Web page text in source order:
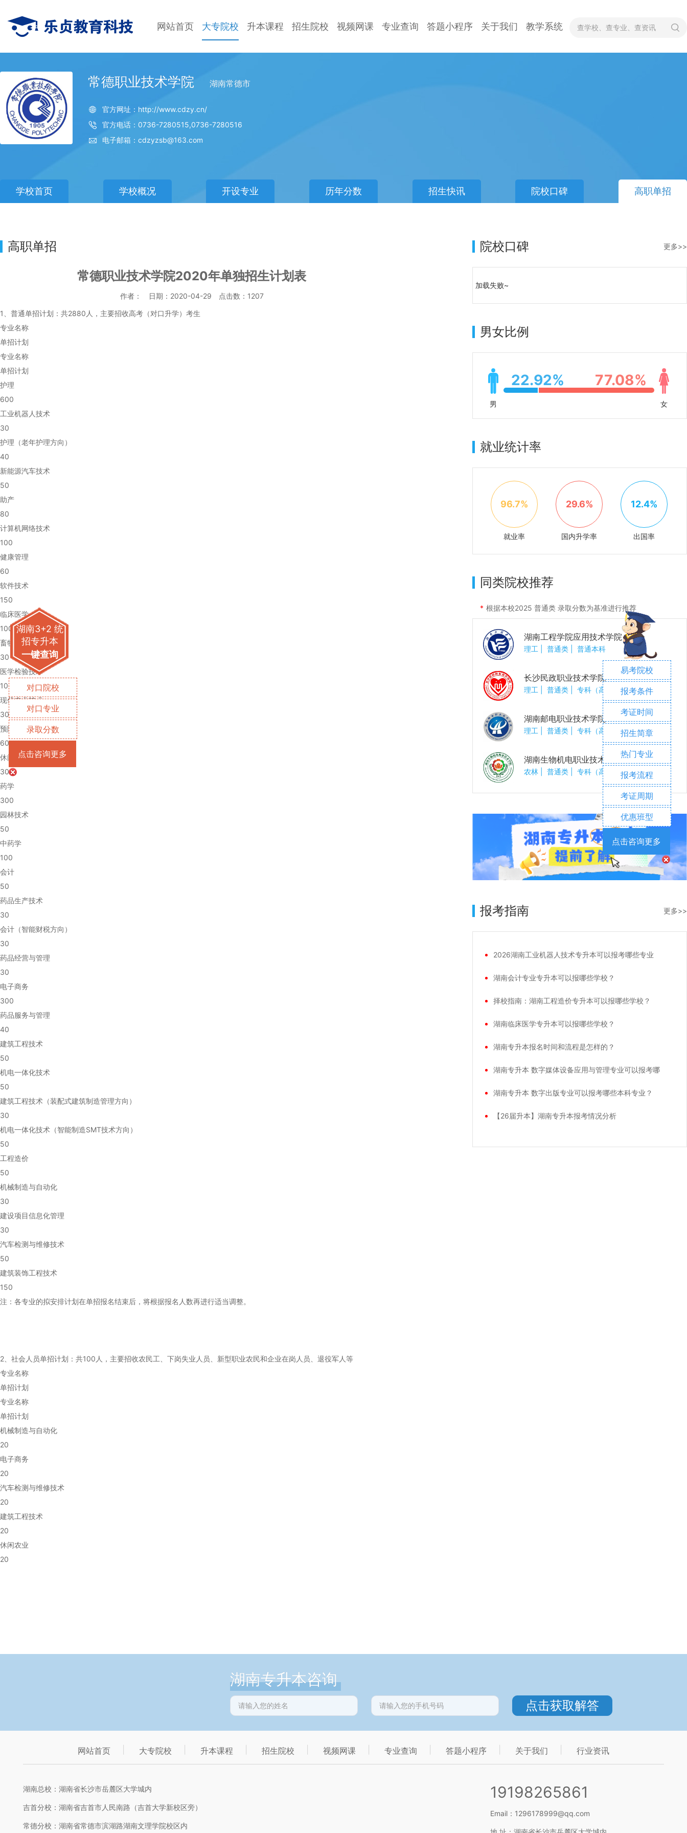
网站首页 大专院校 升本课程 招生院校 视频网课 专业查询 答题小程序 关于我们 教学系统
常德职业技术学院 湖南常德市
官方网址：http://www.cdzy.cn/
官方电话：0736-7280515,0736-7280516
电子邮箱：cdzyzsb@163.com
学校首页 学校概况 开设专业 历年分数 招生快讯 院校口碑 高职单招
高职单招
常德职业技术学院2020年单独招生计划表
作者： 日期：2020-04-29 点击数： 1207
1、普通单招计划：共2880人，主要招收高考（对口升学）考生
专业名称
单招计划
专业名称
单招计划
护理
600
工业机器人技术
30
护理（老年护理方向）
40
新能源汽车技术
50
助产
80
计算机网络技术
100
健康管理
60
软件技术
150
临床医学
100
畜牧兽医
30
医学检验技术
100
现代农业技术
30
预防医学
60
休闲农业
30
药学
300
园林技术
50
中药学
100
会计
50
药品生产技术
30
会计（智能财税方向）
30
药品经营与管理
30
电子商务
300
药品服务与管理
40
建筑工程技术
50
机电一体化技术
50
建筑工程技术（装配式建筑制造管理方向）
30
机电一体化技术（智能制造SMT技术方向）
50
工程造价
50
机械制造与自动化
30
建设项目信息化管理
30
汽车检测与维修技术
50
建筑装饰工程技术
150
注：各专业的拟安排计划在单招报名结束后，将根据报名人数再进行适当调整。
2、社会人员单招计划：共100人，主要招收农民工、下岗失业人员、新型职业农民和企业在岗人员、退役军人等
专业名称
单招计划
专业名称
单招计划
机械制造与自动化
20
电子商务
20
汽车检测与维修技术
20
建筑工程技术
20
休闲农业
20
院校口碑 更多>>
加载失败~
男女比例
男
22.92% 77.08%
女
就业统计率
96.7%
就业率
29.6%
国内升学率
12.4%
出国率
同类院校推荐
根据本校2025 普通类 录取分数为基准进行推荐
湖南工程学院应用技术学院
理工 普通类 普通本科
长沙民政职业技术学院
理工 普通类 专科（高职）
湖南邮电职业技术学院
理工 普通类 专科（高职）
湖南生物机电职业技术学院
农林 普通类 专科（高职）
报考指南 更多>>
2026湖南工业机器人技术专升本可以报考哪些专业
湖南会计专业专升本可以报哪些学校？
择校指南：湖南工程造价专升本可以报哪些学校？
湖南临床医学专升本可以报哪些学校？
湖南专升本报名时间和流程是怎样的？
湖南专升本 数字媒体设备应用与管理专业可以报考哪
湖南专升本 数字出版专业可以报考哪些本科专业？
【26届升本】湖南专升本报考情况分析
湖南专升本咨询
网站首页 大专院校 升本课程 招生院校 视频网课 专业查询 答题小程序 关于我们 行业资讯
湖南总校：湖南省长沙市岳麓区大学城内
吉首分校：湖南省吉首市人民南路（吉首大学新校区旁）
常德分校：湖南省常德市滨湖路湖南文理学院校区内
19198265861
Email：1296178999@qq.com
湖南3+2 统
招专升本
一键查询
对口院校
对口专业
录取分数
点击咨询更多
易考院校
报考条件
考证时间
招生简章
热门专业
报考流程
考证周期
优惠班型
点击咨询更多